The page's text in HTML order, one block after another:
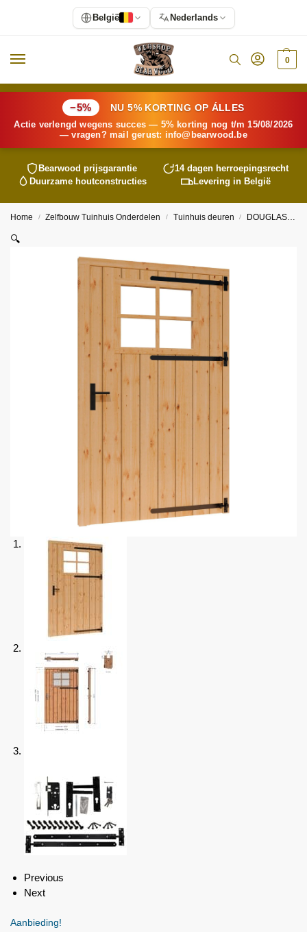
0
−5% NU 5% KORTING OP ÁLLES
Actie verlengd wegens succes — 5% korting nog t/m 15/08/2026
— vragen? mail gerust: info@ bearwood.be
Bearwood prijsgarantie
14 dagen herroepingsrecht
Duurzame houtconstructies
Levering in België
Home / Zelfbouw Tuinhuis Onderdelen / Tuinhuis deuren / DOUGLAS enkele deur met raam 1200×2129
🔍
Previous
Next
Aanbieding!
België Nederlands